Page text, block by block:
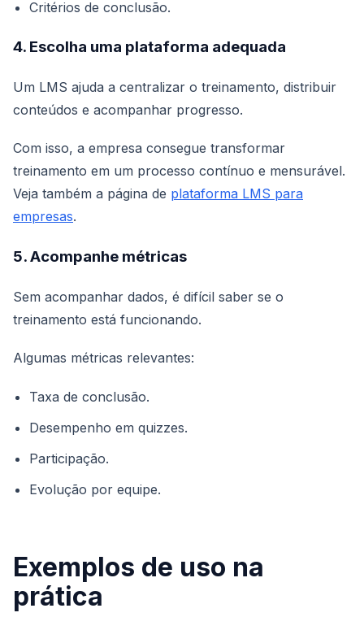
Critérios de conclusão.
4. Escolha uma plataforma adequada
Um LMS ajuda a centralizar o treinamento, distribuir
conteúdos e acompanhar progresso.
Com isso, a empresa consegue transformar
treinamento em um processo contínuo e mensurável.
Veja também a página de plataforma LMS para
empresas.
5. Acompanhe métricas
Sem acompanhar dados, é difícil saber se o
treinamento está funcionando.
Algumas métricas relevantes:
Taxa de conclusão.
Desempenho em quizzes.
Participação.
Evolução por equipe.
Exemplos de uso na
prática